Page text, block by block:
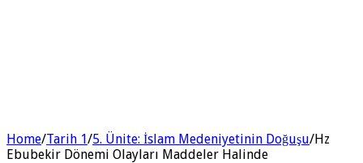
Home/Tarih 1/5. Ünite: İslam Medeniyetinin Doğuşu/Hz
Ebubekir Dönemi Olayları Maddeler Halinde